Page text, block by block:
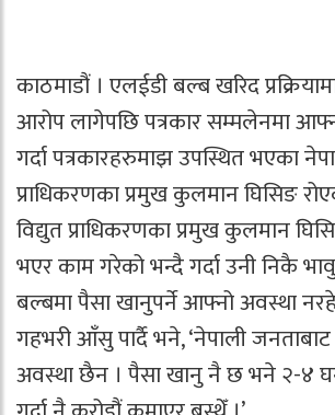
काठमाडौं । एलईडी बल्ब खरिद
आरोप लागेपछि पत्रकार सम्मलेनमा
गर्दा पत्रकारहरुमाझ उपस्थित भएका
प्राधिकरणका प्रमुख कुलमान घिसिङ
विद्युत प्राधिकरणका प्रमुख कुलमान
भएर काम गरेको भन्दै गर्दा उनी निकै
बल्बमा पैसा खानुपर्ने आफ्नो अवस्था
गहभरी आँसु पार्दै भने, ‘नेपाली
अवस्था छैन । पैसा खानु नै छ भने २-४